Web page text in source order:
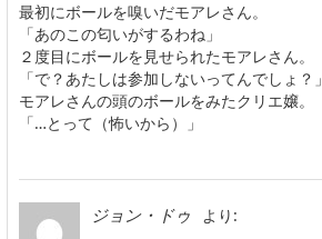
最初にボールを嗅いだモアレさん。
「あのこの匂いがするわね」
２度目にボールを見せられたモアレさん。
「で？あたしは参加しないってんでしょ？」
モアレさんの頭のボールをみたクリエ嬢。
「…とって（怖いから）」
ジョン・ドゥ
より: